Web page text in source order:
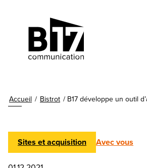
Accueil / Bistrot / B17 développe un outil
Sites et acquisition Avec vous